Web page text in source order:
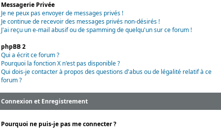
Messagerie Privée
Je ne peux pas envoyer de messages privés !
Je continue de recevoir des messages privés non-désirés !
J'ai reçu un e-mail abusif ou de spamming de quelqu'un sur ce forum !
phpBB 2
Qui a écrit ce forum ?
Pourquoi la fonction X n'est pas disponible ?
Qui dois-je contacter à propos des questions d'abus ou de légalité relatif à ce
forum ?
Connexion et Enregistrement
Pourquoi ne puis-je pas me connecter ?